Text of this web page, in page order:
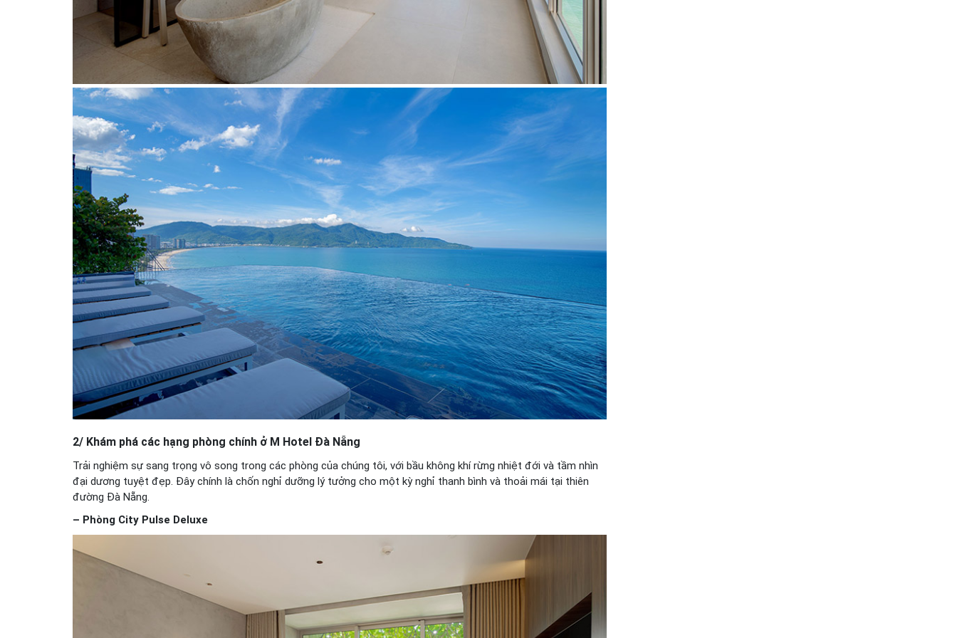
2/ Khám phá các hạng phòng chính ở M Hotel Đà Nẵng
Trải nghiệm sự sang trọng vô song trong các phòng của chúng tôi, với bầu không khí rừng nhiệt đới và tầm nhìn
đại dương tuyệt đẹp. Đây chính là chốn nghỉ dưỡng lý tưởng cho một kỳ nghỉ thanh bình và thoải mái tại thiên
đường Đà Nẵng.
– Phòng City Pulse Deluxe